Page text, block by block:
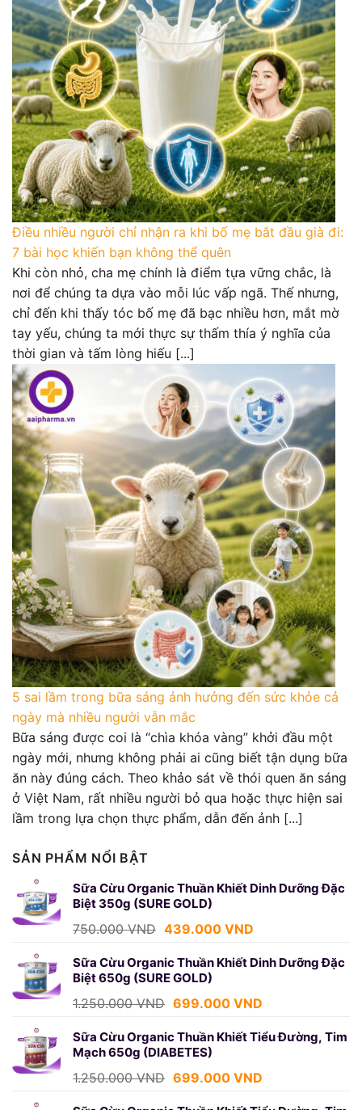
Điều nhiều người chỉ nhận ra khi bố mẹ bắt đầu già đi:
7 bài học khiến bạn không thể quên
Khi còn nhỏ, cha mẹ chính là điểm tựa vững chắc, là
nơi để chúng ta dựa vào mỗi lúc vấp ngã. Thế nhưng,
chỉ đến khi thấy tóc bố mẹ đã bạc nhiều hơn, mắt mờ
tay yếu, chúng ta mới thực sự thấm thía ý nghĩa của
thời gian và tấm lòng hiếu [...]
5 sai lầm trong bữa sáng ảnh hưởng đến sức khỏe cả
ngày mà nhiều người vẫn mắc
Bữa sáng được coi là “chìa khóa vàng” khởi đầu một
ngày mới, nhưng không phải ai cũng biết tận dụng bữa
ăn này đúng cách. Theo khảo sát về thói quen ăn sáng
ở Việt Nam, rất nhiều người bỏ qua hoặc thực hiện sai
lầm trong lựa chọn thực phẩm, dẫn đến ảnh [...]
SẢN PHẨM NỔI BẬT
Sữa Cừu Organic Thuần Khiết Dinh Dưỡng Đặc
Biệt 350g (SURE GOLD)
750.000VND Giá
là:
750.000 VND.
439.000 VNDGiá
tại
439.000 VND.
Sữa Cừu Organic Thuần Khiết Dinh Dưỡng Đặc
Biệt 650g (SURE GOLD)
1.250.000VND Giá
là:
1.250.000 VND.
699.000 VNDGiá
tại
Sữa Cừu Organic Thuần Khiết Tiểu Đường, Tim
Mạch 650g (DIABETES)
1.250.000VND Giá
699.000 VNDGiá